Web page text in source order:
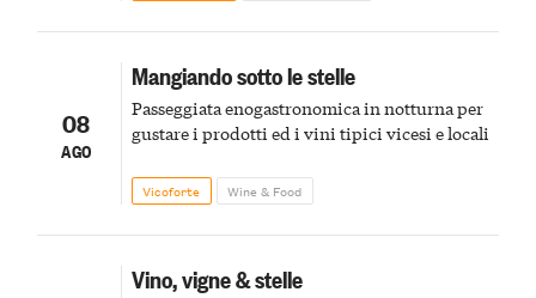
08
AGO
Mangiando sotto le stelle
Passeggiata enogastronomica in notturna per
gustare i prodotti ed i vini tipici vicesi e locali
Vicoforte Wine & Food
Vino, vigne & stelle